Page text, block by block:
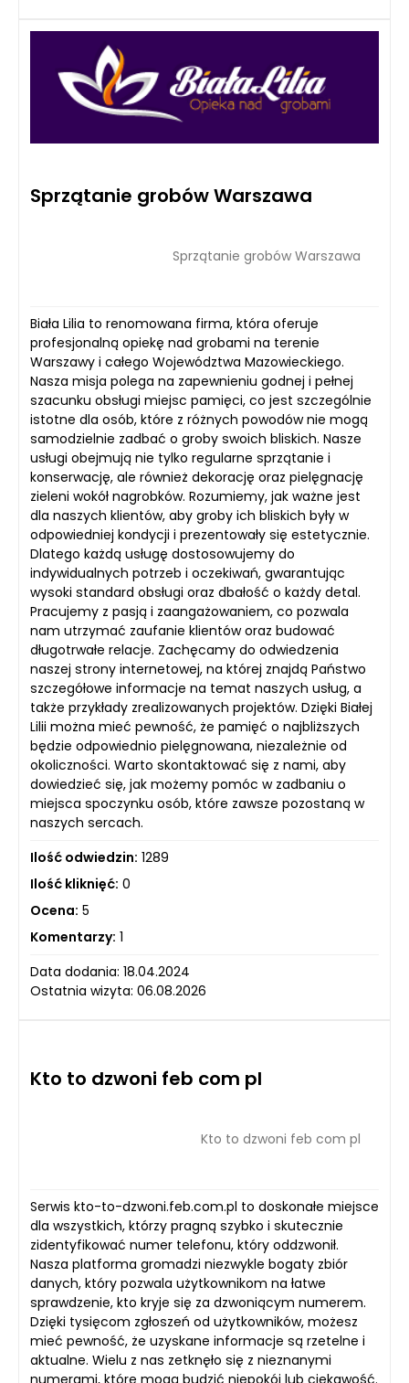
Sprzątanie grobów Warszawa
Sprzątanie grobów Warszawa
Biała Lilia to renomowana firma, która oferuje
profesjonalną opiekę nad grobami na terenie
Warszawy i całego Województwa Mazowieckiego.
Nasza misja polega na zapewnieniu godnej i pełnej
szacunku obsługi miejsc pamięci, co jest szczególnie
istotne dla osób, które z różnych powodów nie mogą
samodzielnie zadbać o groby swoich bliskich. Nasze
usługi obejmują nie tylko regularne sprzątanie i
konserwację, ale również dekorację oraz pielęgnację
zieleni wokół nagrobków. Rozumiemy, jak ważne jest
dla naszych klientów, aby groby ich bliskich były w
odpowiedniej kondycji i prezentowały się estetycznie.
Dlatego każdą usługę dostosowujemy do
indywidualnych potrzeb i oczekiwań, gwarantując
wysoki standard obsługi oraz dbałość o każdy detal.
Pracujemy z pasją i zaangażowaniem, co pozwala
nam utrzymać zaufanie klientów oraz budować
długotrwałe relacje. Zachęcamy do odwiedzenia
naszej strony internetowej, na której znajdą Państwo
szczegółowe informacje na temat naszych usług, a
także przykłady zrealizowanych projektów. Dzięki Białej
Lilii można mieć pewność, że pamięć o najbliższych
będzie odpowiednio pielęgnowana, niezależnie od
okoliczności. Warto skontaktować się z nami, aby
dowiedzieć się, jak możemy pomóc w zadbaniu o
miejsca spoczynku osób, które zawsze pozostaną w
naszych sercach.
Ilość odwiedzin: 1289
Ilość kliknięć: 0
Ocena: 5
Komentarzy: 1
Data dodania: 18.04.2024
Ostatnia wizyta: 06.08.2026
Kto to dzwoni feb com pl
Kto to dzwoni feb com pl
Serwis kto-to-dzwoni.feb.com.pl to doskonałe miejsce
dla wszystkich, którzy pragną szybko i skutecznie
zidentyfikować numer telefonu, który oddzwonił.
Nasza platforma gromadzi niezwykle bogaty zbiór
danych, który pozwala użytkownikom na łatwe
sprawdzenie, kto kryje się za dzwoniącym numerem.
Dzięki tysięcom zgłoszeń od użytkowników, możesz
mieć pewność, że uzyskane informacje są rzetelne i
aktualne. Wielu z nas zetknęło się z nieznanymi